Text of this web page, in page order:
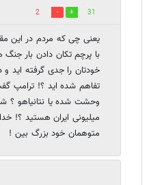
31
2
یعنی چی که مردم در این
با پرچم تکان دادن بار جنگ
خودتان را جدی گرفته اید و
تفاهم شده اید ؟! ترامپ
میلیونی ایران هستید ؟!
متوهمان خود بزرگ بین !